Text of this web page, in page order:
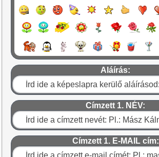
Aláírás:
Címzett 1. NÉV:
Címzett 1. E-MAIL cím: